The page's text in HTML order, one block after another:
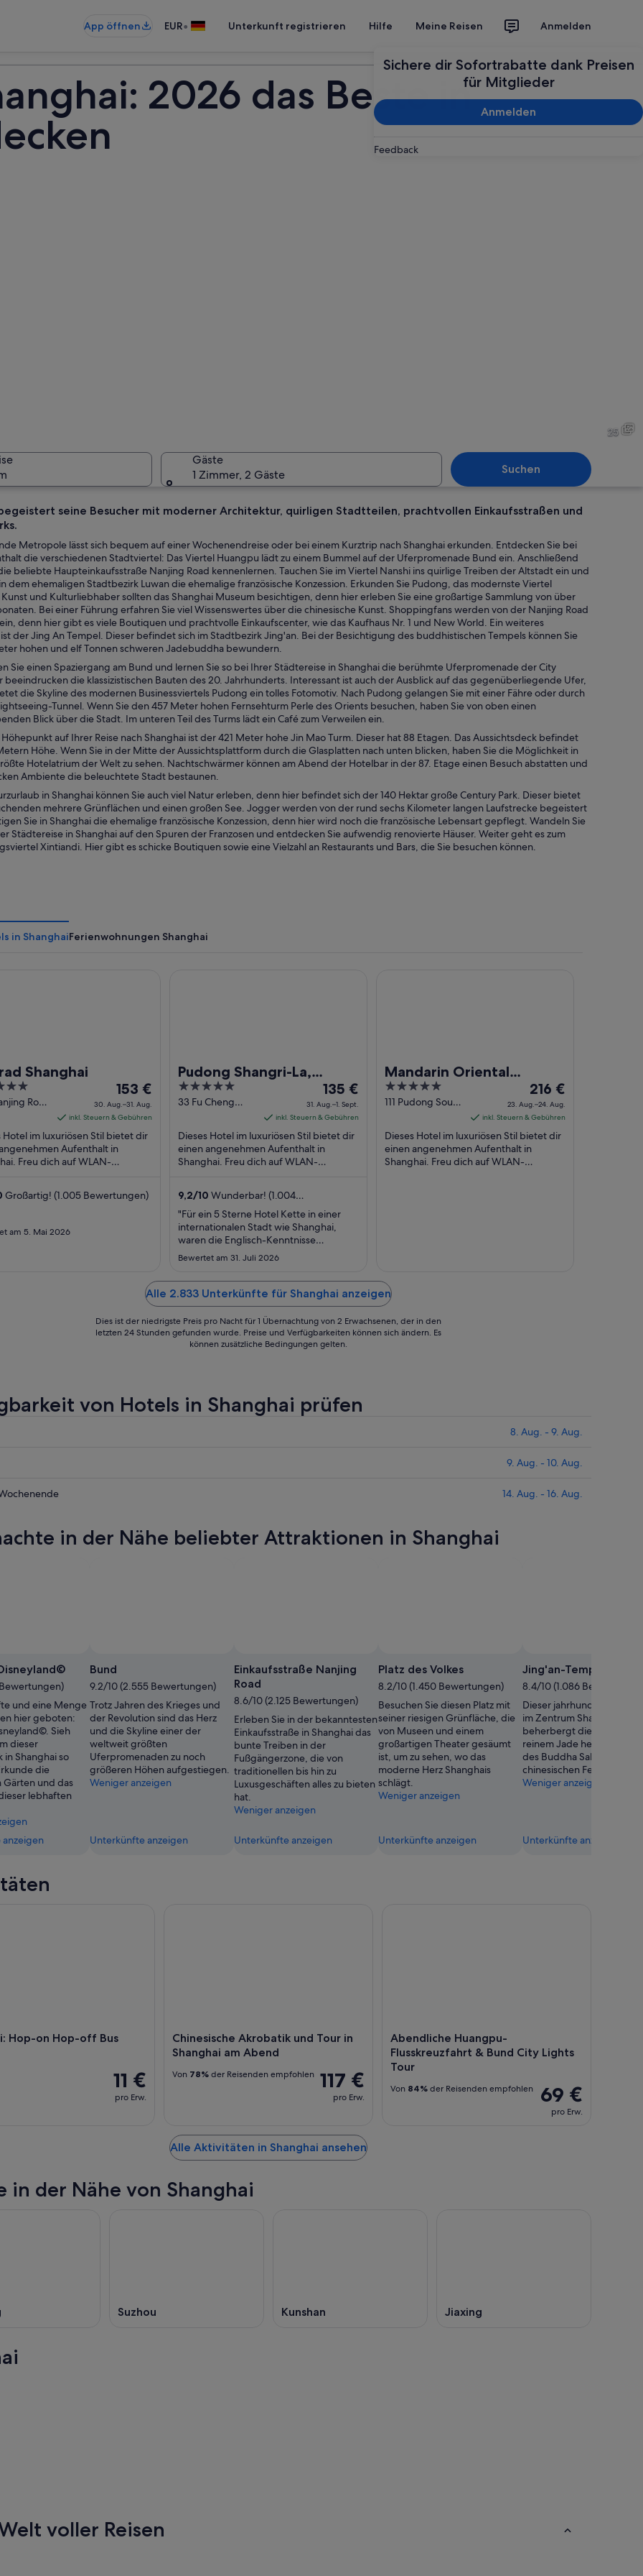
App öffnen EUR• Unterkunft registrieren Hilfe Meine Reisen Anmelden
Sichere dir Sofortrabatte dank Preisen
für Mitglieder
Anmelden
Feedback
Deine Reise planen
2026 das Beste in
Innenhof mit aufwendigen Gebäuden und einer modernen Skyline im Hintergrund.
25
Gäste
1 Zimmer, 2 Gäste
Suchen
seine Besucher mit moderner Architektur, quirligen Stadtteilen, prachtvollen Einkaufsstraßen und
Metropole lässt sich bequem auf einer Wochenendreise oder bei einem Kurztrip nach Shanghai erkunden. Entdecken Sie bei
die verschiedenen Stadtviertel: Das Viertel Huangpu lädt zu einem Bummel auf der Uferpromenade Bund ein. Anschließend
beliebte Haupteinkaufsstraße Nanjing Road kennenlernen. Tauchen Sie im Viertel Nanshi ins quirlige Treiben der Altstadt ein und
dem ehemaligen Stadtbezirk Luwan die ehemalige französische Konzession. Erkunden Sie Pudong, das modernste Viertel
Kunst und Kulturliebhaber sollten das Shanghai Museum besichtigen, denn hier erleben Sie eine großartige Sammlung von über
Bei einer Führung erfahren Sie viel Wissenswertes über die chinesische Kunst. Shoppingfans werden von der Nanjing Road
denn hier gibt es viele Boutiquen und prachtvolle Einkaufscenter, wie das Kaufhaus Nr. 1 und New World. Ein weiteres
der Jing An Tempel. Dieser befindet sich im Stadtbezirk Jing'an. Bei der Besichtigung des buddhistischen Tempels können Sie
hohen und elf Tonnen schweren Jadebuddha bewundern.
Sie einen Spaziergang am Bund und lernen Sie so bei Ihrer Städtereise in Shanghai die berühmte Uferpromenade der City
beeindrucken die klassizistischen Bauten des 20. Jahrhunderts. Interessant ist auch der Ausblick auf das gegenüberliegende Ufer,
die Skyline des modernen Businessviertels Pudong ein tolles Fotomotiv. Nach Pudong gelangen Sie mit einer Fähre oder durch
Tunnel. Wenn Sie den 457 Meter hohen Fernsehturm Perle des Orients besuchen, haben Sie von oben einen
Blick über die Stadt. Im unteren Teil des Turms lädt ein Café zum Verweilen ein.
auf Ihrer Reise nach Shanghai ist der 421 Meter hohe Jin Mao Turm. Dieser hat 88 Etagen. Das Aussichtsdeck befindet
Höhe. Wenn Sie in der Mitte der Aussichtsplattform durch die Glasplatten nach unten blicken, haben Sie die Möglichkeit in
Hotelatrium der Welt zu sehen. Nachtschwärmer können am Abend der Hotelbar in der 87. Etage einen Besuch abstatten und
Ambiente die beleuchtete Stadt bestaunen.
in Shanghai können Sie auch viel Natur erleben, denn hier befindet sich der 140 Hektar große Century Park. Dieser bietet
mehrere Grünflächen und einen großen See. Jogger werden von der rund sechs Kilometer langen Laufstrecke begeistert
Sie in Shanghai die ehemalige französische Konzession, denn hier wird noch die französische Lebensart gepflegt. Wandeln Sie
Städtereise in Shanghai auf den Spuren der Franzosen und entdecken Sie aufwendig renovierte Häuser. Weiter geht es zum
Xintiandi. Hier gibt es schicke Boutiquen sowie eine Vielzahl an Restaurants und Bars, die Sie besuchen können.
in ShanghaiFerienwohnungen Shanghai
Shanghai
Road
Der
Preis
beträgt
153 €
pro
Nacht
30.
153 €
30. Aug.–31. Aug.
inkl. Steuern & Gebühren
Hotel im luxuriösen Stil bietet dir
Aufenthalt in
Freu dich auf WLAN-
Großartig! (1.005 Bewertungen)
am 5. Mai 2026
Pudong Shangri-La,
Shanghai
5
out
5
33 Fu Cheng
Der
Preis
beträgt
135 €
pro
Nacht
Aug.
bis
zum
135 €
31. Aug.–1. Sept.
inkl. Steuern & Gebühren
Dieses Hotel im luxuriösen Stil bietet dir
einen angenehmen Aufenthalt in
Shanghai. Freu dich auf WLAN-
9,2/10 Wunderbar! (1.004
Bewertungen)
"Für ein 5 Sterne Hotel Kette in einer
internationalen Stadt wie Shanghai,
waren die Englisch-Kenntnisse
furchtbar. Rezeption war noch halbwegs
Aufsicht, Personal am Empfang war es
extremst schlecht. Zimmer recht
veraltet, bei mir war eine Lampe kaputt,
am Pool ..."
Bewertet am 31. Juli 2026
Mandarin Oriental
Pudong, Shanghai
5
out
5
111 Pudong South
Der
Preis
beträgt
216 €
pro
Nacht
216 €
23. Aug.–24. Aug.
inkl. Steuern & Gebühren
Dieses Hotel im luxuriösen Stil bietet dir
einen angenehmen Aufenthalt in
Shanghai. Freu dich auf WLAN-
Alle 2.833 Unterkünfte für Shanghai anzeigen
Dies ist der niedrigste Preis pro Nacht für 1 Übernachtung von 2 Erwachsenen, der in den
letzten 24 Stunden gefunden wurde. Preise und Verfügbarkeiten können sich ändern. Es
können zusätzliche Bedingungen gelten.
von Hotels in Shanghai prüfen
8. Aug. - 9. Aug.
9. Aug. - 10. Aug.
14. Aug. - 16. Aug.
in der Nähe beliebter Attraktionen in Shanghai
Foto
von
Susanna
Wilder
Puzzuoli
und eine Menge
hier geboten:
Sieh
dieser
in Shanghai so
die
und das
lebhaften
Bund
9.2/10 (2.555 Bewertungen)
Trotz Jahren des Krieges und
der Revolution sind das Herz
und die Skyline einer der
weltweit größten
Uferpromenaden zu noch
größeren Höhen aufgestiegen.
Weniger anzeigen
Unterkünfte anzeigen
Einkaufsstraße Nanjing
Road
8.6/10 (2.125 Bewertungen)
Erleben Sie in der bekanntesten
Einkaufsstraße in Shanghai das
bunte Treiben in der
Fußgängerzone, die von
traditionellen bis hin zu
Luxusgeschäften alles zu bieten
hat.
Weniger anzeigen
Unterkünfte anzeigen
Platz des Volkes
8.2/10 (1.450 Bewertungen)
Besuchen Sie diesen Platz mit
seiner riesigen Grünfläche, die
von Museen und einem
großartigen Theater gesäumt
ist, um zu sehen, wo das
moderne Herz Shanghais
schlägt.
Weniger anzeigen
Unterkünfte anzeigen
Jing'an-Tempel
8.4/10 (1.086
Dieser jahrhundertealte
im Zentrum Shanghais
beherbergt die größte aus
reinem Jade hergestellte
des Buddha Sakyamuni
chinesischen Festland.
Weniger anzeigen
Unterkünfte anzeigen
Hop-on Hop-off Bus
11 €
pro Erw.
Chinesische Akrobatik und Tour in
Shanghai am Abend
117 €
pro Erw.
Von 78% der Reisenden empfohlen
Abendliche Huangpu-
Flusskreuzfahrt & Bund City Lights
Tour
69 €
pro Erw.
Von 84% der Reisenden empfohlen
Alle Aktivitäten in Shanghai ansehen
in der Nähe von Shanghai
Suzhou Kunshan Jiaxing
voller Reisen